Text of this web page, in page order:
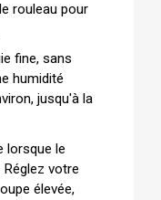
rouleau pour
fine, sans
humidité
jusqu'à la
lorsque le
votre
élevée,